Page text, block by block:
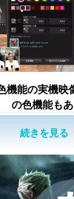
機能の実機
の色機能も
続きを見る